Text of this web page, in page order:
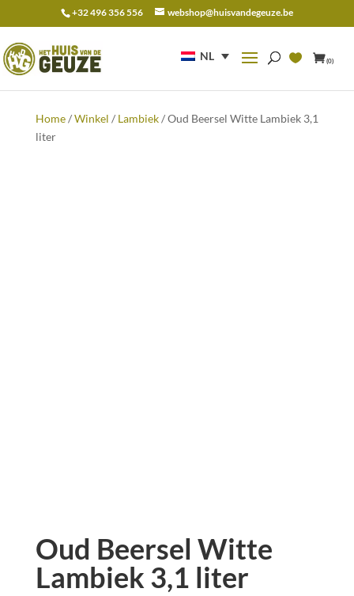
+32 496 356 556 webshop@huisvandegeuze.be
NL (0)
naar:
Home/Winkel / Lambiek/ Oud Beersel Witte Lambiek 3,1
liter
Oud Beersel Witte
Lambiek 3,1 liter